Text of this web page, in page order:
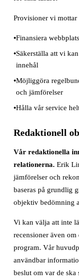
Provisioner vi
Finansiera
Säkerställa att vi
innehål
Möjliggöra
och jämförelser
Hålla vår service
Redaktionell
Vår redaktionella
relationerna. Erik
jämförelser och
baseras på grundlig
objektiv bedömning
Vi kan välja att inte
recensioner även
program. Vår
användbar
beslut om var de ska